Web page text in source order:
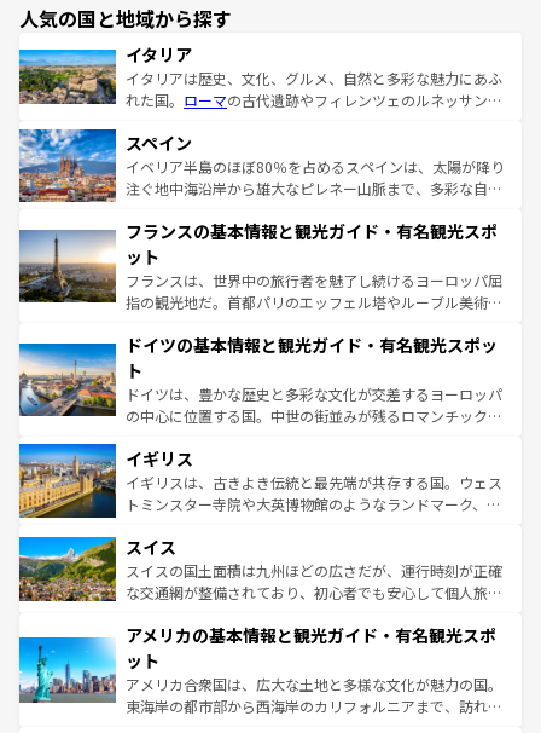
人気の国と地域から探す
イタリア
イタリアは歴史、文化、グルメ、自然と多彩な魅力にあふ
れた国。 ローマの古代遺跡やフィレンツェのルネッサンス
ろん、トスカーナの美しい田園風景やアマルフィ海岸の絶
景など、自然景観も見逃せない。観光の合間には、本場の
ピザやパスタなど、絶品のイタリア料理を堪能することも
ませてくれるイタリアで、忘れられない旅をしてみよう！
なお、新着のイタリア情報は
しい。
スペイン
イベリア半島のほぼ80％を占めるスペインは、太陽が降り
注ぐ地中海沿岸から雄大なピレネー山脈まで、多彩な自然
文化が根付くこの国では、情熱的なフラメンコ、熱気あふ
れる闘牛、そして美味しいタパスが生活の一部となってい
る。首都マドリードの洗練された雰囲気や、バルセロナの
アートに溢れた街角から、地方では古代ローマ遺跡や中世
せる。地方によって風土や気候が異なるスペインはその個
ンテンツ一覧 を参照してほしい。
フランスの基本情報と観光ガイド・有名観光スポ
ット
フランスは、世界中の旅行者を魅了し続けるヨーロッパ屈
指の観光地だ。首都パリのエッフェル塔やルーブル美術館
で、幅広い魅力が詰まっている。華麗な宮殿、歴史的な大
聖堂、美しいビーチ、そして豊かな自然が、訪れる者を心
から魅了する。また、フランスは美食の国としても知ら
れ、フランス料理はユネスコ無形文化遺産にも登録されて
香り高いラベンダー畑など、多彩な楽しみ方が可能だ。さ
らに、パリ以外の地域にも魅力が溢れており、どの街角に
も豊かな歴史と文化が息づいている。パリ以外の個性あふ
を参照してほしい。
ドイツの基本情報と観光ガイド・有名観光スポッ
ト
ドイツは、豊かな歴史と多彩な文化が交差するヨーロッパ
の中心に位置する国。中世の街並みが残るロマンチック街
顔を持つこの国は、どこを歩いても飽きることがない。ベ
ルリンの文化的活気、バイエルン州のアルプスの絶景、そ
してライン川沿いのワイン畑といった風景は必見。ビール
は、お酒好きな人にはぜひ体験してほしい。 なお、新着の
ドイツ情報はコンテンツ一覧を参照してほしい。
イギリス
イギリスは、古きよき伝統と最先端が共存する国。ウェス
トミンスター寺院や大英博物館のようなランドマーク、歴
リアごとに異なる魅力がある。また、優雅なアフタヌーン
ティー、ビール好きにはたまらない英国パブ、サッカー観
戦など、本場だからこそできる体験も豊富。イギリスを旅
ンツ一覧を参照してほしい。
スイス
スイスの国土面積は九州ほどの広さだが、運行時刻が正確
な交通網が整備されており、初心者でも安心して個人旅行
の建物がそのまま残る町や、スイスならではのユニークな
博物館もあり、アルプス観光だけでなく町歩きも満喫する
ことができる。国民の所得が高いため物価も高いが、旅行
者向けの交通パス提供のサービスもあり、うまく活用すれ
アメリカの基本情報と観光ガイド・有名観光スポ
ット
アメリカ合衆国は、広大な土地と多様な文化が魅力の国。
東海岸の都市部から西海岸のカリフォルニアまで、訪れる